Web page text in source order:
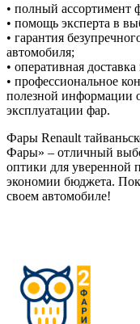
• полный ассортимент
• помощь эксперта в
• гарантия
автомобиля;
• оперативная
• профессиональное
полезной информации
эксплуатации фар.
Фары Renault
Фары» – отличный
оптики для уверенной
экономии бюджета.
своем автомобиле!